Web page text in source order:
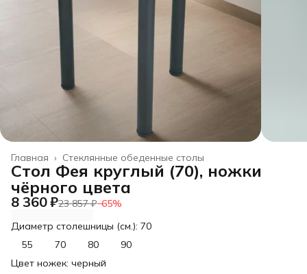
Стеклянные обеденные столы
Главная ›
Стол Фея круглый (70), ножки
чёрного цвета
8 360 ₽23 857 ₽−65%
Диаметр столешницы (см.): 70
55
70 80
90
Цвет ножек: черный